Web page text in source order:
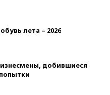
лета – 2026
добившиеся